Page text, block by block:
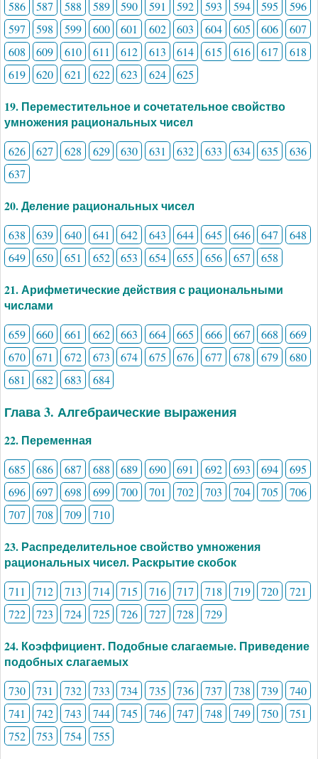
586 587 588 589 590 591 592 593 594 595
596
597
598 599 600 601 602 603 604 605 606
607
608
609 610 611 612 613 614 615 616 617
618
619
620 621 622 623 624 625
19. Переместительное и сочетательное свойство
умножения рациональных чисел
626 627 628 629 630 631 632 633 634 635
636
637
20. Деление рациональных чисел
638 639 640 641 642 643 644 645 646 647
648
649
650 651 652 653 654 655 656 657 658
21. Арифметические действия с рациональными
числами
659 660 661 662 663 664 665 666 667 668
669
670
671 672 673 674 675 676 677 678 679
680
681
682 683 684
Глава 3. Алгебраические выражения
22. Переменная
685 686 687 688 689 690 691 692 693 694
695
696
697 698 699 700 701 702 703 704 705
706
707
708 709 710
23. Распределительное свойство умножения
рациональных чисел. Раскрытие скобок
711 712 713 714 715 716 717 718 719 720
721
722
723 724 725 726 727 728 729
24. Коэффициент. Подобные слагаемые. Приведение
подобных слагаемых
730 731 732 733 734 735 736 737 738 739
740
741
742 743 744 745 746 747 748 749 750
751
752
753 754 755